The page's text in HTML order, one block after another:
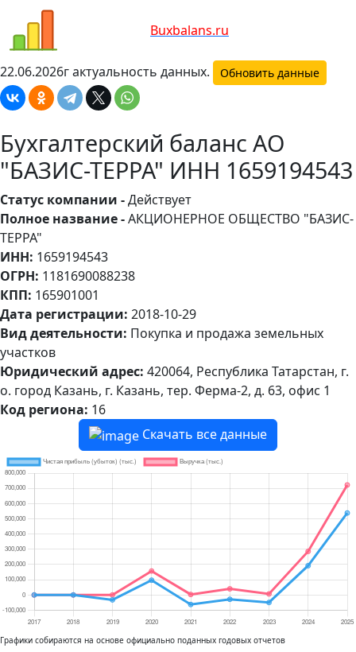
Buxbalans.ru
22.06.2026г актуальность данных. Обновить данные
Бухгалтерский баланс АО
"БАЗИС-ТЕРРА" ИНН 1659194543
Статус компании -Действует
Полное название -АКЦИОНЕРНОЕ ОБЩЕСТВО "БАЗИС-
ТЕРРА"
ИНН: 1659194543
ОГРН: 1181690088238
КПП: 165901001
Дата регистрации: 2018-10-29
Вид деятельности: Покупка и продажа земельных
участков
Юридический адрес: 420064, Республика Татарстан, г.
о. город Казань, г. Казань, тер. Ферма-2, д. 63, офис 1
Код региона: 16
Скачать все данные
Графики собираются на основе официально поданных годовых отчетов